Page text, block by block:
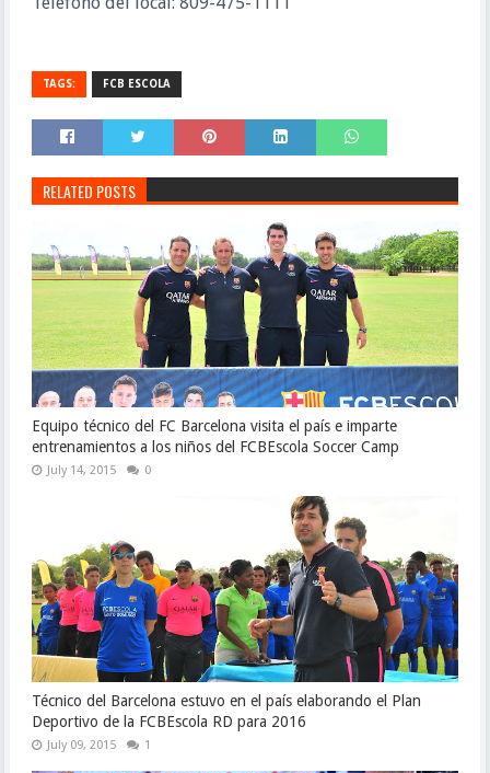
TAGS: FCB ESCOLA
RELATED POSTS
Equipo técnico del FC Barcelona visita el país e imparte
entrenamientos a los niños del FCBEscola Soccer Camp
July 14, 2015 0
Técnico del Barcelona estuvo en el país elaborando el Plan
Deportivo de la FCBEscola RD para 2016
July 09, 2015 1